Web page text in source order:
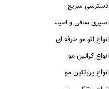
دسترسی سریع
اسپری صافی و احیاء
انواع اتو مو حرفه ای
انواع کراتین مو
انواع پروتئین مو